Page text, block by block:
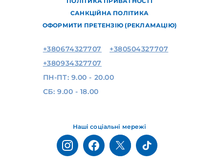
САНКЦІЙНА ПОЛІТИКА
ОФОРМИТИ ПРЕТЕНЗІЮ (РЕКЛАМАЦІЮ)
Наші соціальні мережі
+380674327707
+380504327707
+380934327707
ПН-ПТ: 9.00 - 20.00
СБ: 9.00 - 18.00